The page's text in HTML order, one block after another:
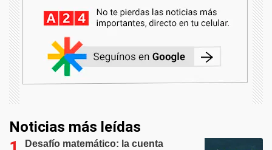
Noticias más leídas
Desafío matemático: la cuenta